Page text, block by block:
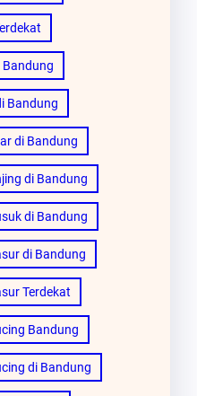
Bandung
Bandung
di Bandung
di Bandung
di Bandung
di Bandung
Terdekat
Bandung
di Bandung